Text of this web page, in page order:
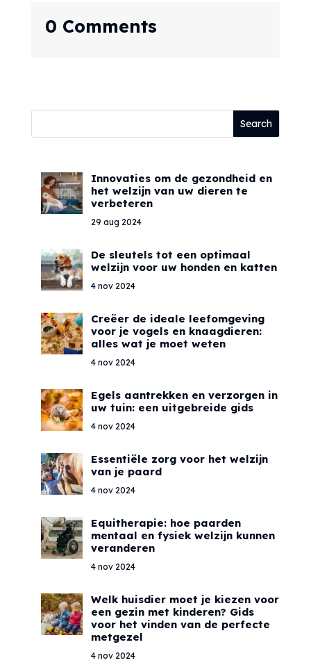
0 Comments
Innovaties om de gezondheid en
het welzijn van uw dieren te
verbeteren
29 aug 2024
De sleutels tot een optimaal
welzijn voor uw honden en katten
4 nov 2024
Creëer de ideale leefomgeving
voor je vogels en knaagdieren:
alles wat je moet weten
4 nov 2024
Egels aantrekken en verzorgen in
uw tuin: een uitgebreide gids
4 nov 2024
Essentiële zorg voor het welzijn
van je paard
4 nov 2024
Equitherapie: hoe paarden
mentaal en fysiek welzijn kunnen
veranderen
4 nov 2024
Welk huisdier moet je kiezen voor
een gezin met kinderen? Gids
voor het vinden van de perfecte
metgezel
4 nov 2024